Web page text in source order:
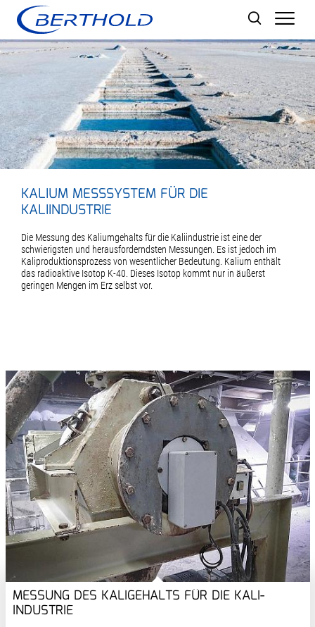
KALIUM MESSSYSTEM FÜR DIE
KALIINDUSTRIE
Die Messung des Kaliumgehalts für die Kaliindustrie ist eine der
schwierigsten und herausforderndsten Messungen. Es ist jedoch im
Kaliproduktionsprozess von wesentlicher Bedeutung. Kalium enthält
das radioaktive Isotop K-40. Dieses Isotop kommt nur in äußerst
geringen Mengen im Erz selbst vor.
MESSUNG DES KALIGEHALTS FÜR DIE KALI-
INDUSTRIE